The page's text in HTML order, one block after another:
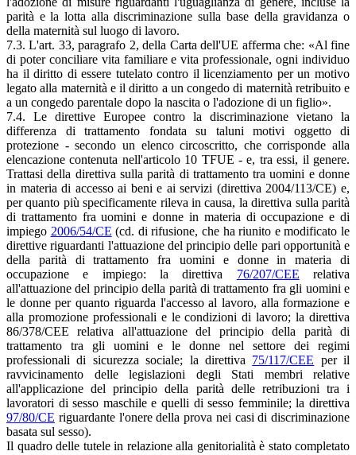
parità e la lotta alla discriminazione sulla base della gravidanza o
della maternità sul luogo di lavoro.
7.3. L'art. 33, paragrafo 2, della Carta dell'UE afferma che: «Al fine
di poter conciliare vita familiare e vita professionale, ogni individuo
ha il diritto di essere tutelato contro il licenziamento per un motivo
legato alla maternità e il diritto a un congedo di maternità retribuito e
a un congedo parentale dopo la nascita o l'adozione di un figlio».
7.4. Le direttive Europee contro la discriminazione vietano la
differenza di trattamento fondata su taluni motivi oggetto di
protezione - secondo un elenco circoscritto, che corrisponde alla
elencazione contenuta nell'articolo 10 TFUE - e, tra essi, il genere.
Trattasi della direttiva sulla parità di trattamento tra uomini e donne
in materia di accesso ai beni e ai servizi (direttiva 2004/113/CE) e,
per quanto più specificamente rileva in causa, la direttiva sulla parità
di trattamento fra uomini e donne in materia di occupazione e di
impiego 2006/54/CE (cd. di rifusione, che ha riunito e modificato le
direttive riguardanti l'attuazione del principio delle pari opportunità e
della parità di trattamento fra uomini e donne in materia di
occupazione e impiego: la direttiva 76/207/CEE relativa
all'attuazione del principio della parità di trattamento fra gli uomini e
le donne per quanto riguarda l'accesso al lavoro, alla formazione e
alla promozione professionali e le condizioni di lavoro; la direttiva
86/378/CEE relativa all'attuazione del principio della parità di
trattamento tra gli uomini e le donne nel settore dei regimi
professionali di sicurezza sociale; la direttiva 75/117/CEE per il
ravvicinamento delle legislazioni degli Stati membri relative
all'applicazione del principio della parità delle retribuzioni tra i
lavoratori di sesso maschile e quelli di sesso femminile; la direttiva
97/80/CE riguardante l'onere della prova nei casi di discriminazione
basata sul sesso).
Il quadro delle tutele in relazione alla genitorialità è stato completato